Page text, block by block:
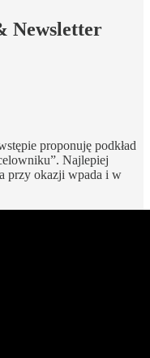
Newsletter
proponuję podkład
Najlepiej
przy okazji wpada i w